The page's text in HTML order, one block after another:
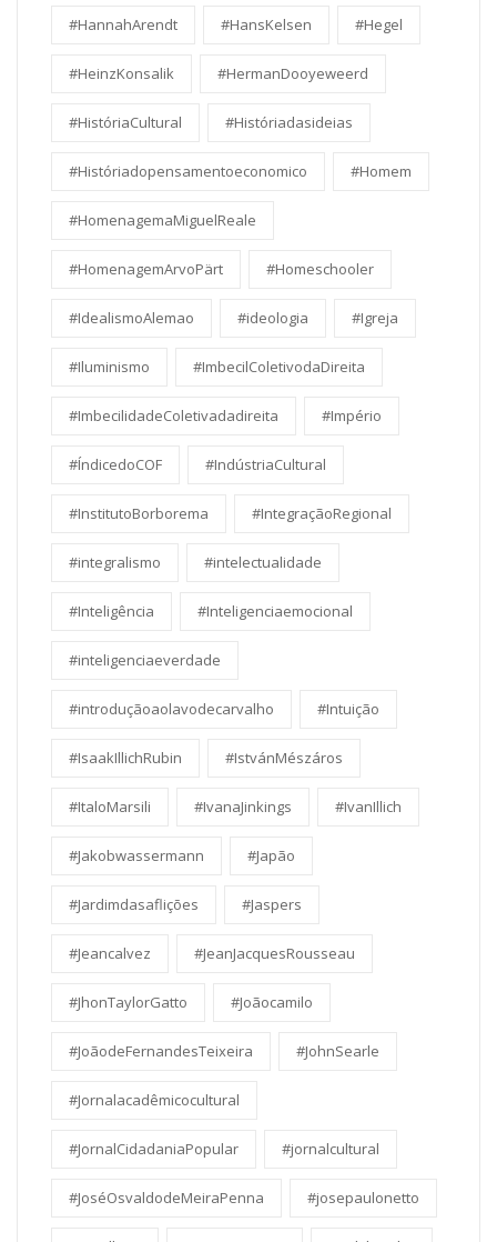
#HannahArendt #HansKelsen #Hegel
#HeinzKonsalik #HermanDooyeweerd
#HistóriaCultural #Históriadasideias
#Históriadopensamentoeconomico #Homem
#HomenagemaMiguelReale
#HomenagemArvoPärt #Homeschooler
#IdealismoAlemao #ideologia #Igreja
#Iluminismo #ImbecilColetivodaDireita
#ImbecilidadeColetivadadireita #Império
#ÍndicedoCOF #IndústriaCultural
#InstitutoBorborema #IntegraçãoRegional
#integralismo #intelectualidade
#Inteligência #Inteligenciaemocional
#inteligenciaeverdade
#introduçãoaolavodecarvalho #Intuição
#IsaakIllichRubin #IstvánMészáros
#ItaloMarsili #IvanaJinkings #IvanIllich
#Jakobwassermann #Japão
#Jardimdasaflições #Jaspers
#Jeancalvez #JeanJacquesRousseau
#JhonTaylorGatto #Joãocamilo
#JoãodeFernandesTeixeira #JohnSearle
#Jornalacadêmicocultural
#JornalCidadaniaPopular #jornalcultural
#JoséOsvaldodeMeiraPenna #josepaulonetto